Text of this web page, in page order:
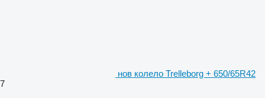
нов колело Trelleborg + 650/65R42
7